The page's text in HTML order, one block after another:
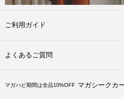
ご利用ガイド
よくあるご質問
マガハピ期間は全品10%OFF マガシークカ